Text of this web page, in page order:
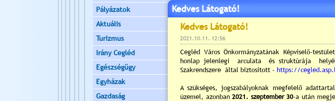
Pályázatok
Aktuális
Turizmus
Irány Cegléd
Egészségügy
Egyházak
Gazdaság
Kedves Látogató!